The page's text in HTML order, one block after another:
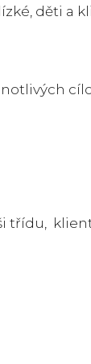
děti a
třídu,